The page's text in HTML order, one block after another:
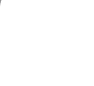
на 250−300